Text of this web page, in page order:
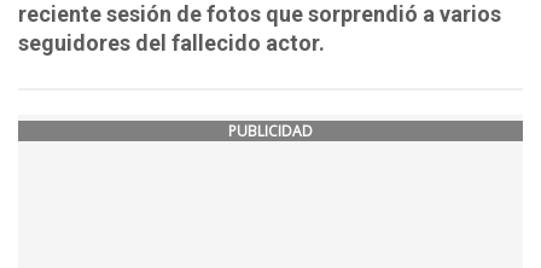
reciente sesión de fotos que sorprendió a varios
seguidores del fallecido actor.
PUBLICIDAD